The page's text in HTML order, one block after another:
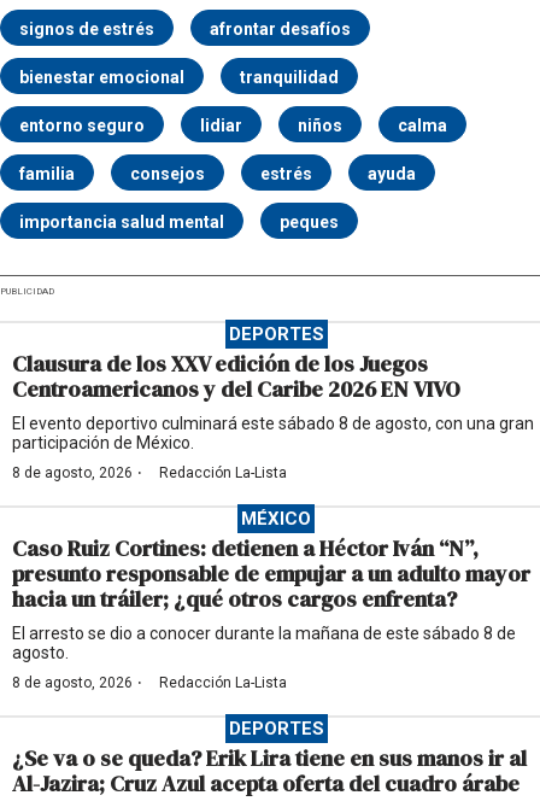
signos de estrés afrontar desafíos
bienestar emocional tranquilidad
entorno seguro lidiar niños calma
familia consejos estrés ayuda
importancia salud mental peques
PUBLICIDAD
DEPORTES
Clausura de los XXV edición de los Juegos
Centroamericanos y del Caribe 2026 EN VIVO
El evento deportivo culminará este sábado 8 de agosto, con una gran
participación de México.
8 de agosto, 2026 · Redacción La-Lista
MÉXICO
Caso Ruiz Cortines: detienen a Héctor Iván “N”,
presunto responsable de empujar a un adulto mayor
hacia un tráiler; ¿qué otros cargos enfrenta?
El arresto se dio a conocer durante la mañana de este sábado 8 de
agosto.
8 de agosto, 2026 · Redacción La-Lista
DEPORTES
¿Se va o se queda? Erik Lira tiene en sus manos ir al
Al-Jazira; Cruz Azul acepta oferta del cuadro árabe